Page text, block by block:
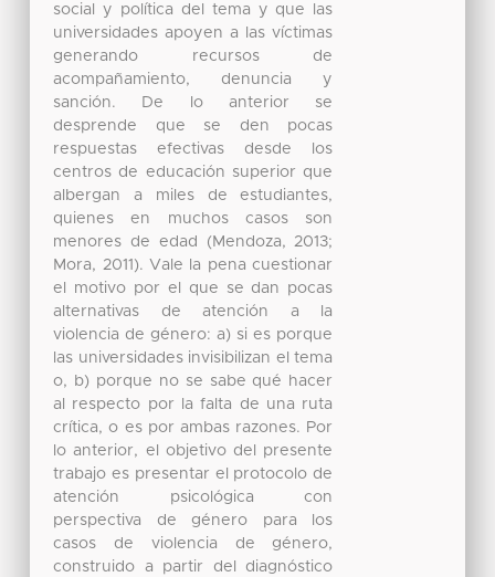
social y política del tema y que las
universidades apoyen a las víctimas
generando recursos de
acompañamiento, denuncia y
sanción. De lo anterior se
desprende que se den pocas
respuestas efectivas desde los
centros de educación superior que
albergan a miles de estudiantes,
quienes en muchos casos son
menores de edad (Mendoza, 2013;
Mora, 2011). Vale la pena cuestionar
el motivo por el que se dan pocas
alternativas de atención a la
violencia de género: a) si es porque
las universidades invisibilizan el tema
o, b) porque no se sabe qué hacer
al respecto por la falta de una ruta
crítica, o es por ambas razones. Por
lo anterior, el objetivo del presente
trabajo es presentar el protocolo de
atención psicológica con
perspectiva de género para los
casos de violencia de género,
construido a partir del diagnóstico